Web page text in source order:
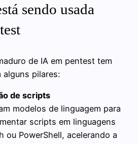
sendo usada
de IA em pentest tem
alguns pilares:
de scripts
modelos de linguagem para
scripts em linguagens
ou PowerShell, acelerando a